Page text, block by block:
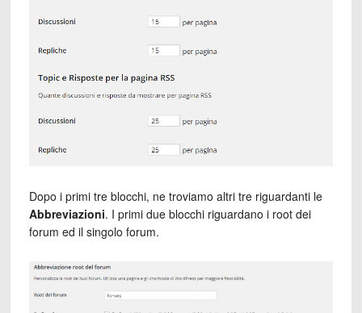
Dopo i primi tre blocchi, ne troviamo altri tre riguardanti le
Abbreviazioni. I primi due blocchi riguardano i root dei
forum ed il singolo forum.